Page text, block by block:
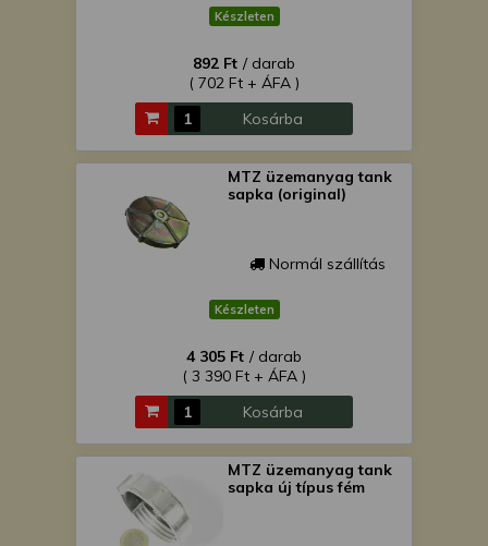
Készleten
892 Ft / darab
( 702 Ft + ÁFA )
Kosárba
MTZ üzemanyag tank
sapka (original)
Normál szállítás
Készleten
4 305 Ft / darab
( 3 390 Ft + ÁFA )
Kosárba
MTZ üzemanyag tank
sapka új típus fém